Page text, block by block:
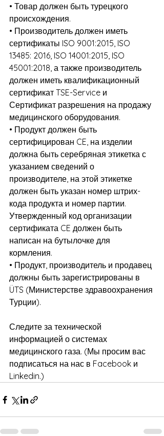
• Товар должен быть турецкого
происхождения.
• Производитель должен иметь
сертификаты ISO 9001:2015, ISO
13485: 2016, ISO 14001:2015, ISO
45001:2018, а также производитель
должен иметь квалификационный
сертификат TSE-Service и
Сертификат разрешения на продажу
медицинского оборудования.
• Продукт должен быть
сертифицирован CE, на изделии
должна быть серебряная этикетка с
указанием сведений о
производителе, на этой этикетке
должен быть указан номер штрих-
кода продукта и номер партии.
Утвержденный код организации
сертификата CE должен быть
написан на бутылочке для
кормления.
• Продукт, производитель и продавец
должны быть зарегистрированы в
ÜTS (Министерстве здравоохранения
Турции).
Следите за технической
информацией о системах
медицинского газа. (Мы просим вас
подписаться на нас в Facebook и
Linkedin.)